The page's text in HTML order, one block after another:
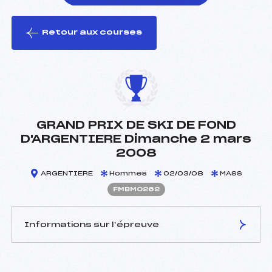
le ski
Retour aux courses
GRAND PRIX DE SKI DE FOND
D'ARGENTIERE Dimanche 2 mars
2008
ARGENTIERE Hommes 02/03/08 MASS
FMBM0262
Informations sur l’épreuve